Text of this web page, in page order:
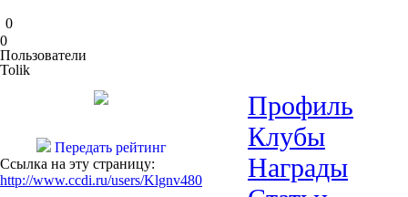
0
0
Пользователи
Tolik
Передать рейтинг
Ссылка на эту страницу:
http://www.ccdi.ru/users/Klgnv480
Профиль
Клубы
Награды